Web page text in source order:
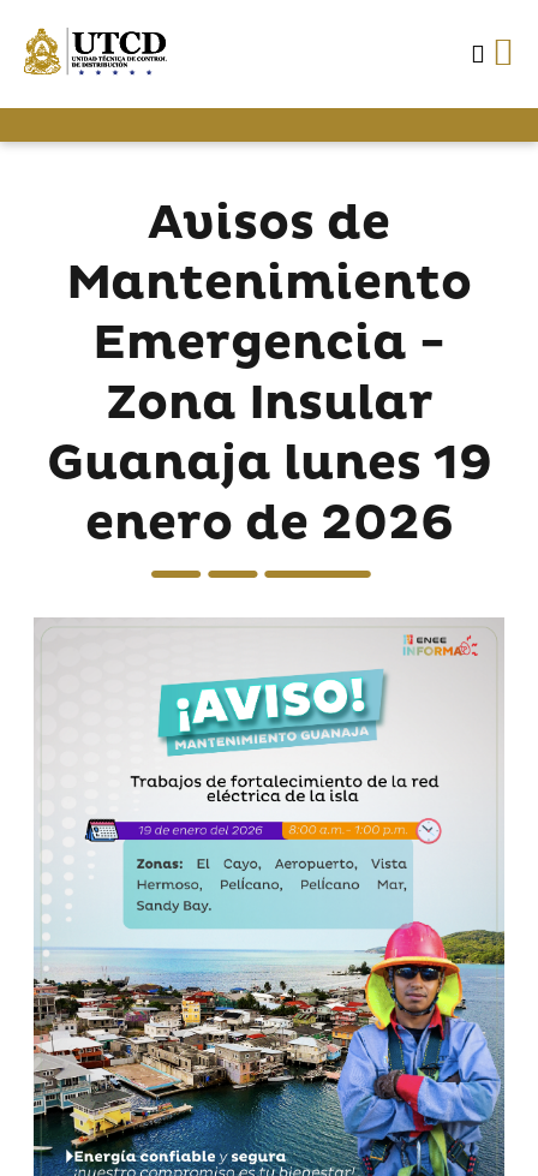
Avisos de
Mantenimiento
Emergencia -
Zona Insular
Guanaja lunes 19
enero de 2026